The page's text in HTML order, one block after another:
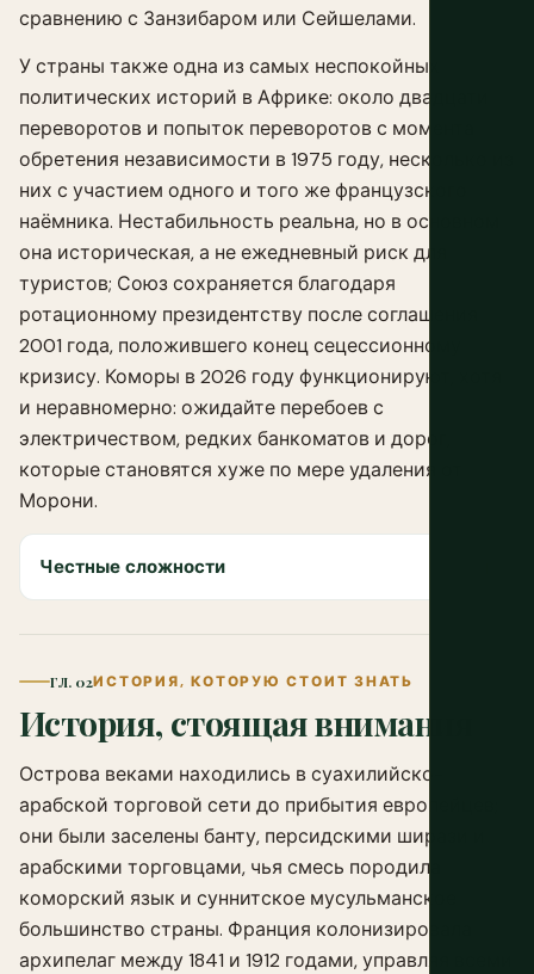
сравнению с Занзибаром или Сейшелами.
У страны также одна из самых неспокойных
политических историй в Африке: около двадцати
переворотов и попыток переворотов с момента
обретения независимости в 1975 году, несколько из
них с участием одного и того же французского
наёмника. Нестабильность реальна, но в основном
она историческая, а не ежедневный риск для
туристов; Союз сохраняется благодаря
ротационному президентству после соглашения
2001 года, положившего конец сецессионному
кризису. Коморы в 2026 году функционируют, хотя
и неравномерно: ожидайте перебоев с
электричеством, редких банкоматов и дорог,
которые становятся хуже по мере удаления от
Морони.
Честные сложности
ГЛ. 02ИСТОРИЯ, КОТОРУЮ СТОИТ ЗНАТЬ
История, стоящая внимания
Острова веками находились в суахилийско-
арабской торговой сети до прибытия европейцев;
они были заселены банту, персидскими ширази и
арабскими торговцами, чья смесь породила
коморский язык и суннитское мусульманское
большинство страны. Франция колонизировала
архипелаг между 1841 и 1912 годами, управляя всеми